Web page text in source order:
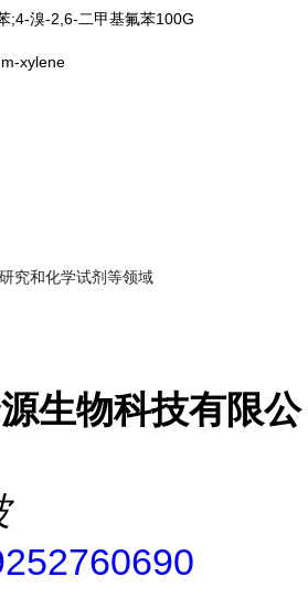
;4-溴-2,6-二甲基氟苯100G
xylene
究和化学试剂等领域
生物科技有限公